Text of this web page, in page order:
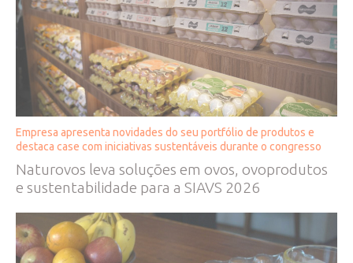
Empresa apresenta novidades do seu portfólio de produtos e
destaca case com iniciativas sustentáveis durante o congresso
Naturovos leva soluções em ovos, ovoprodutos
e sustentabilidade para a SIAVS 2026